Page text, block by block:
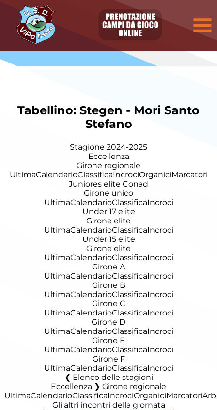
Tabellino: Stegen - Mori Santo
Stefano
Stagione 2024-2025
Eccellenza
Girone regionale
UltimaCalendarioClassificaIncrociOrganiciMarcatori
Juniores elite Conad
Girone unico
UltimaCalendarioClassificaIncroci
Under 17 elite
Girone elite
UltimaCalendarioClassificaIncroci
Under 15 elite
Girone elite
UltimaCalendarioClassificaIncroci
Girone A
UltimaCalendarioClassificaIncroci
Girone B
UltimaCalendarioClassificaIncroci
Girone C
UltimaCalendarioClassificaIncroci
Girone D
UltimaCalendarioClassificaIncroci
Girone E
UltimaCalendarioClassificaIncroci
Girone F
UltimaCalendarioClassificaIncroci
Elenco delle stagioni
Eccellenza ❯ Girone regionale
UltimaCalendarioClassificaIncrociOrganiciMarcatori
Gli altri incontri della giornata